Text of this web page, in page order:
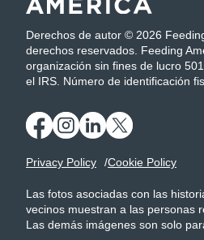
Derechos de autor © 2026
derechos reservados. Feeding
organización sin fines de lucro
el IRS. Número de identificación
Privacy Policy Cookie Policy
Las fotos asociadas con las
vecinos muestran a las personas
Las demás imágenes son solo